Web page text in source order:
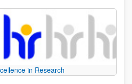
in Research